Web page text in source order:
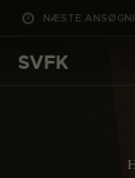
NÆSTE
SVFK